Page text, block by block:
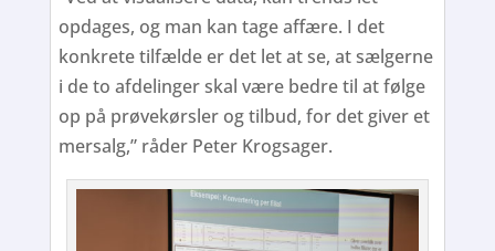
opdages, og man kan tage affære. I det
konkrete tilfælde er det let at se, at sælgerne
i de to afdelinger skal være bedre til at følge
op på prøvekørsler og tilbud, for det giver et
mersalg,” råder Peter Krogsager.